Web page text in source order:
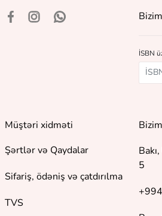
İSBN
Müştəri xidməti
Şərtlər və Qaydalar
Sifariş, ödəniş və çatdırılma
TVS
5